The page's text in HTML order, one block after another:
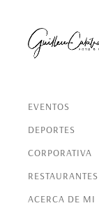
EVENTOS
DEPORTES
CORPORATIVA
RESTAURANTES
ACERCA DE MI